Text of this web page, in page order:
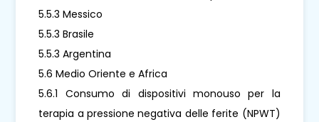
5.5.3 Messico
5.5.3 Brasile
5.5.3 Argentina
5.6 Medio Oriente e Africa
5.6.1 Consumo di dispositivi monouso per la
terapia a pressione negativa delle ferite (NPWT)